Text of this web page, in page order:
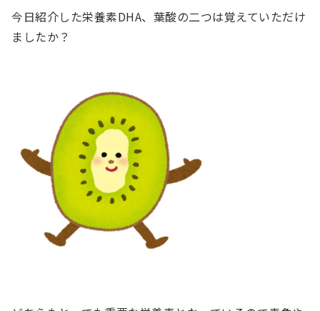
今日紹介した栄養素DHA、葉酸の二つは覚えていただけ
ましたか？